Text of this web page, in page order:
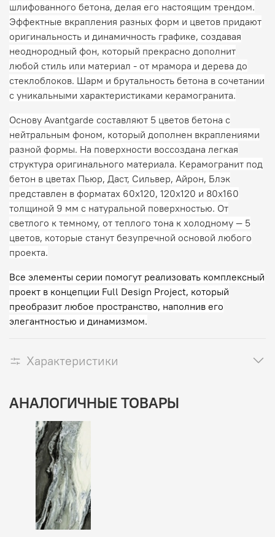
шлифованного бетона, делая его настоящим трендом.
Эффектные вкрапления разных форм и цветов придают
оригинальность и динамичность графике, создавая
неоднородный фон, который прекрасно дополнит
любой стиль или материал - от мрамора и дерева до
стеклоблоков. Шарм и брутальность бетона в сочетании
с уникальными характеристиками керамогранита.
Основу Avantgarde составляют 5 цветов бетона с
нейтральным фоном, который дополнен вкраплениями
разной формы. На поверхности воссоздана легкая
структура оригинального материала. Керамогранит под
бетон в цветах Пьюр, Даст, Сильвер, Айрон, Блэк
представлен в форматах 60x120, 120х120 и 80x160
толщиной 9 мм с натуральной поверхностью. От
светлого к темному, от теплого тона к холодному — 5
цветов, которые станут безупречной основой любого
проекта.
Все элементы серии помогут реализовать комплексный
проект в концепции Full Design Project, который
преобразит любое пространство, наполнив его
элегантностью и динамизмом.
Характеристики
АНАЛОГИЧНЫЕ ТОВАРЫ